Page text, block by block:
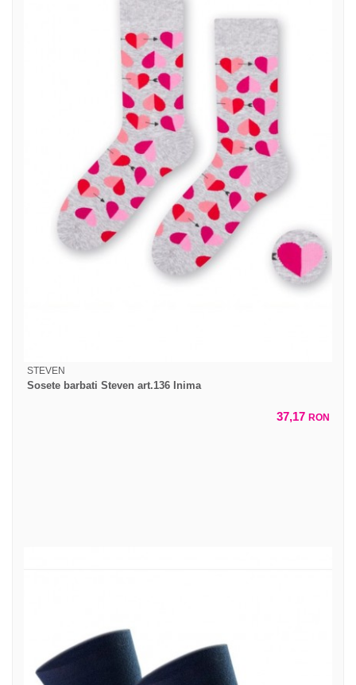
STEVEN
Sosete barbati Steven art.136 Inima
37,17 RON